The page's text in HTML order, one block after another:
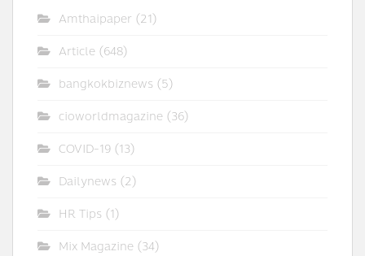
Amthaipaper (21)
Article (648)
bangkokbiznews (5)
cioworldmagazine (36)
COVID-19 (13)
Dailynews (2)
HR Tips (1)
Mix Magazine (34)